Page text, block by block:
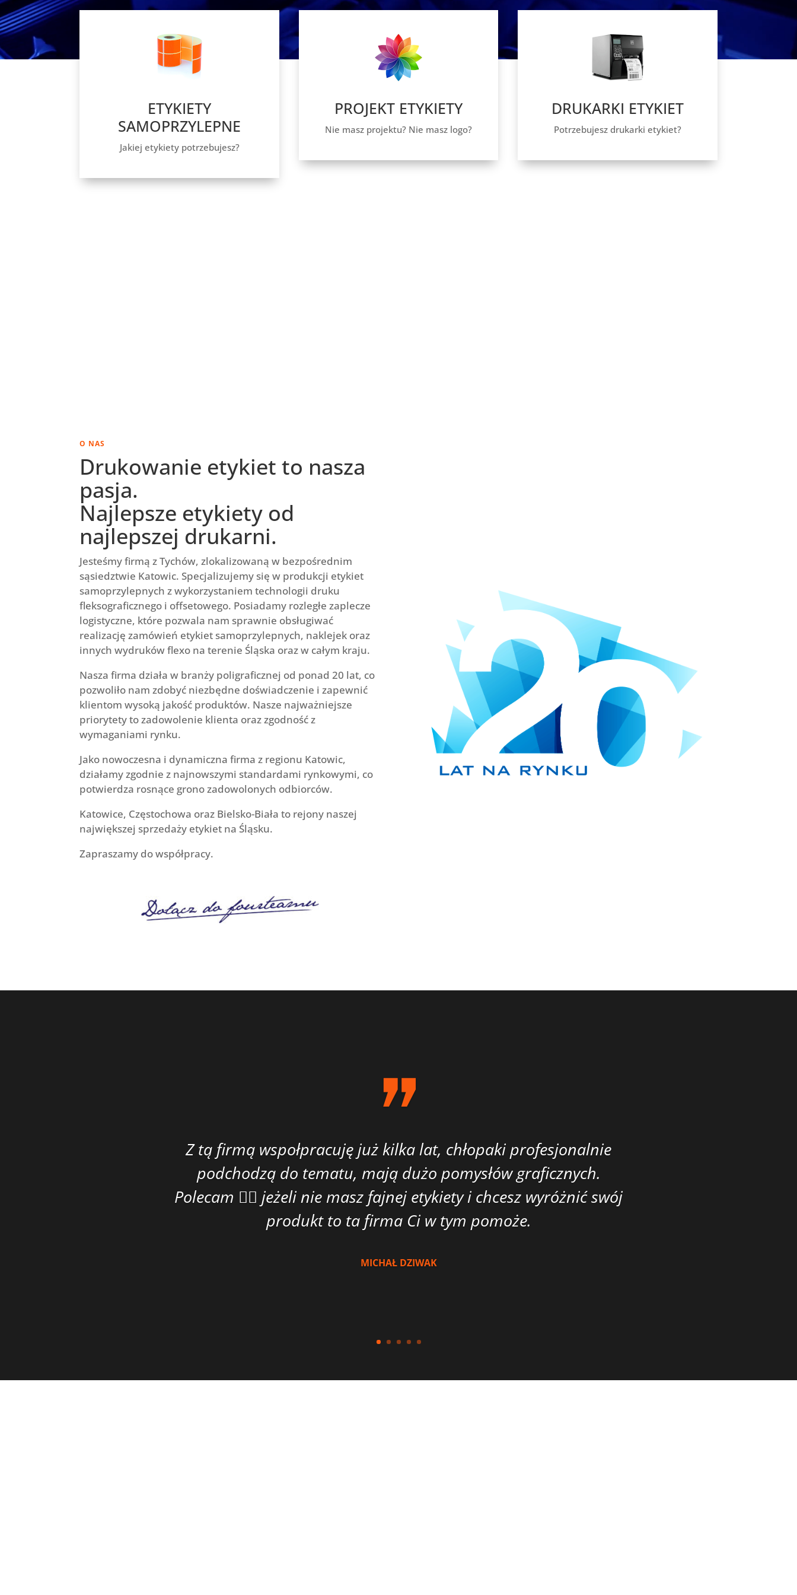
ETYKIETY
SAMOPRZYLEPNE
Jakiej etykiety potrzebujesz?
PROJEKT ETYKIETY
Nie masz projektu? Nie masz logo?
DRUKARKI ETYKIET
Potrzebujesz drukarki etykiet?
O NAS
Drukowanie etykiet to nasza
pasja.
Najlepsze etykiety od
najlepszej drukarni.
Jesteśmy firmą z Tychów, zlokalizowaną w bezpośrednim
sąsiedztwie Katowic. Specjalizujemy się w produkcji etykiet
samoprzylepnych z wykorzystaniem technologii druku
fleksograficznego i offsetowego. Posiadamy rozległe zaplecze
logistyczne, które pozwala nam sprawnie obsługiwać
realizację zamówień etykiet samoprzylepnych, naklejek oraz
innych wydruków flexo na terenie Śląska oraz w całym kraju.
Nasza firma działa w branży poligraficznej od ponad 20 lat, co
pozwoliło nam zdobyć niezbędne doświadczenie i zapewnić
klientom wysoką jakość produktów. Nasze najważniejsze
priorytety to zadowolenie klienta oraz zgodność z
wymaganiami rynku.
Jako nowoczesna i dynamiczna firma z regionu Katowic,
działamy zgodnie z najnowszymi standardami rynkowymi, co
potwierdza rosnące grono zadowolonych odbiorców.
Katowice, Częstochowa oraz Bielsko-Biała to rejony naszej
największej sprzedaży etykiet na Śląsku.
Zapraszamy do współpracy.
TOMASZ PIOTROWSKI